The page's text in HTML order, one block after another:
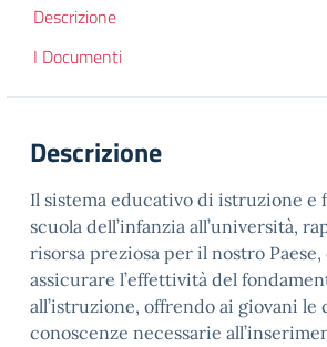
Descrizione
I Documenti
Descrizione
Il sistema educativo di istruzione e
scuola dell’infanzia all’università,
risorsa preziosa per il nostro
assicurare l’effettività del
all’istruzione, offrendo ai giovani le
conoscenze necessarie